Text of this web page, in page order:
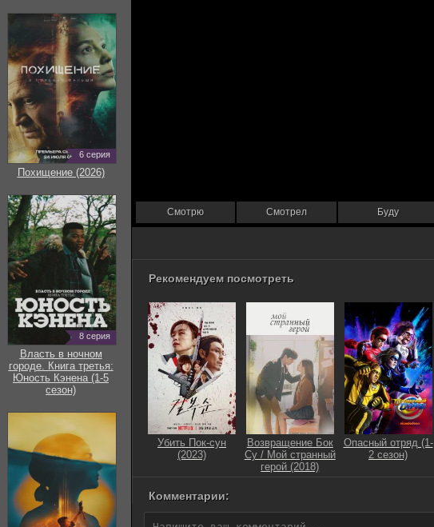
Смотрю Смотрел Буду
Рекомендуем посмотреть
Убить Пок-сун
(2023)
Возвращение Бок
Су / Мой странный
герой (2018)
Опасный отряд (1-
2 сезон)
Комментарии:
6 серия
Похищение (2026)
8 серия
Власть в ночном
городе. Книга третья:
Юность Кэнена (1-5
сезон)